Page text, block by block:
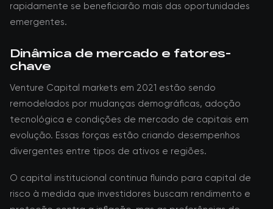
rapidamente se beneficiarão mais das oportunidades
emergentes.
Dinâmica de mercado e fatores-
chave
Venture Capital markets em 2021 estão sendo
remodelados por mudanças demográficas, adoção
tecnológica e condições de mercado de capitais em
evolução. Essas forças estão criando desempenhos
divergentes entre tipos de ativos e regiões.
O capital institucional continua fluindo para capital de
risco à medida que investidores buscam rendimento e